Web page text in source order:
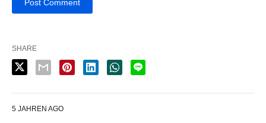
SHARE
5 JAHREN AGO